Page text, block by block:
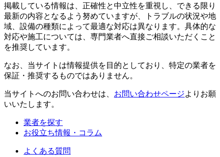
掲載している情報は、正確性と中立性を重視し、できる限り
最新の内容となるよう努めていますが、トラブルの状況や地
域、設備の種類によって最適な対応は異なります。具体的な
対応や施工については、専門業者へ直接ご相談いただくこと
を推奨しています。
なお、当サイトは情報提供を目的としており、特定の業者を
保証・推奨するものではありません。
当サイトへのお問い合わせは、 お問い合わせページよりお願
いいたします。
業者を探す
お役立ち情報・コラム
よくある質問